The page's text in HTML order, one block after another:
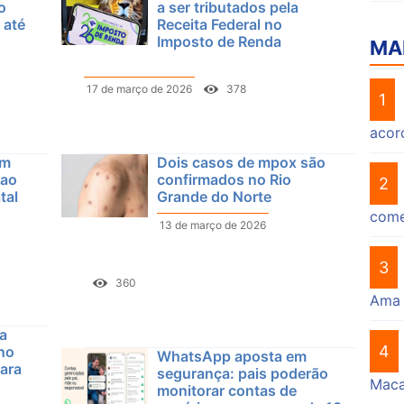
até
a ser tributados pela
Receita Federal no
Imposto de Renda
17 de março de 2026 378
Dois casos de mpox são
confirmados no Rio
Grande do Norte
13 de março de 2026
360
WhatsApp aposta em
segurança: pais poderão
monitorar contas de
1
2
3
Ama
4